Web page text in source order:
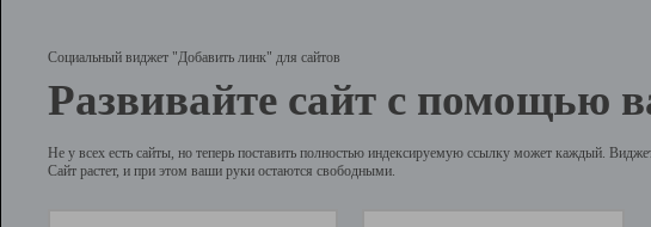
Социальный виджет "Добавить линк" для сайтов
Развивайте сайт с помощью
Не у всех есть сайты, но теперь поставить полностью индексируемую ссылку может каждый.
Сайт растет, и при этом ваши руки остаются свободными.